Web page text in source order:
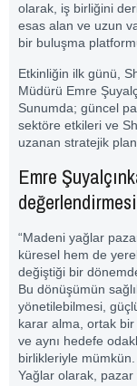
olarak, iş birliğini
esas alan ve uzun
bir buluşma
Etkinliğin ilk günü,
Müdürü Emre
Sunumda; güncel
sektöre etkileri ve
uzanan stratejik
Emre
“Madeni yağlar
küresel hem de
değiştiği bir
Bu dönüşümün
yönetilebilmesi,
karar alma, ortak bir
ve aynı hedefe
birlikleriyle
Yağlar olarak, pazar